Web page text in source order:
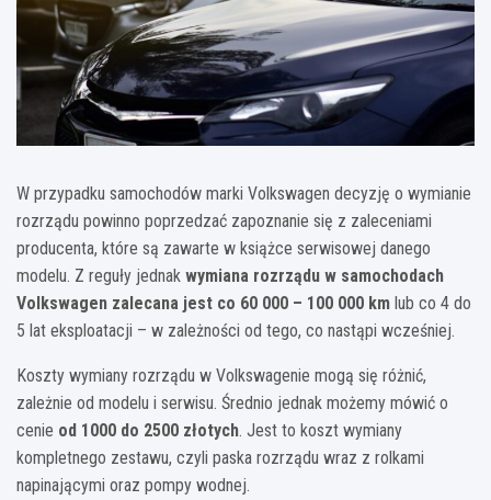
W przypadku samochodów marki Volkswagen decyzję o wymianie
rozrządu powinno poprzedzać zapoznanie się z zaleceniami
producenta, które są zawarte w książce serwisowej danego
modelu. Z reguły jednak wymiana rozrządu w samochodach
Volkswagen zalecana jest co 60 000 – 100 000 km lub co 4 do
5 lat eksploatacji – w zależności od tego, co nastąpi wcześniej.
Koszty wymiany rozrządu w Volkswagenie mogą się różnić,
zależnie od modelu i serwisu. Średnio jednak możemy mówić o
cenie od 1000 do 2500 złotych. Jest to koszt wymiany
kompletnego zestawu, czyli paska rozrządu wraz z rolkami
napinającymi oraz pompy wodnej.